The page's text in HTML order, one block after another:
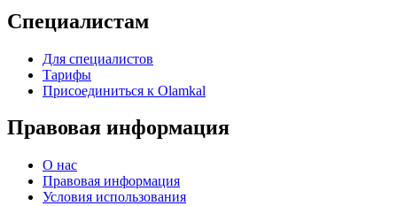
Специалистам
Для специалистов
Тарифы
Присоединиться к Olamkal
Правовая информация
О нас
Правовая информация
Условия использования